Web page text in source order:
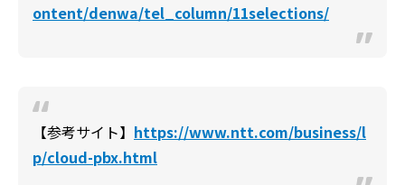
ontent/denwa/tel_column/11selections/
【参考サイト】 https://www.ntt.com/business/l
p/cloud-pbx.html